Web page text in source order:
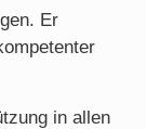
Er
in allen